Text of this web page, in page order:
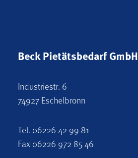
Beck Pietätsbedarf GmbH
Industriestr. 6
74927 Eschelbronn
Tel. 06226 42 99 81
Fax 06226 972 85 46